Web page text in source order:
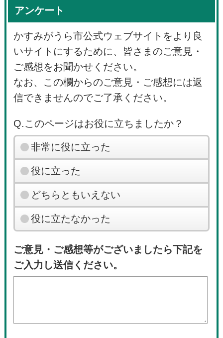
アンケート
かすみがうら市公式ウェブサイトをより良
いサイトにするために、皆さまのご意見・
ご感想をお聞かせください。
なお、この欄からのご意見・ご感想には返
信できませんのでご了承ください。
Q.このページはお役に立ちましたか？
非常に役に立った
役に立った
どちらともいえない
役に立たなかった
ご意見・ご感想等がございましたら下記を
ご入力し送信ください。